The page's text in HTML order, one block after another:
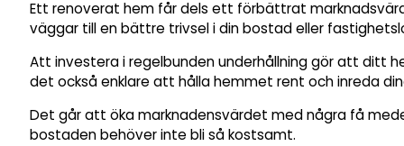
Ett renoverat hem får dels ett förbättrat
väggar till en bättre trivsel i din bostad eller
Att investera i regelbunden underhållning gör att ditt
det också enklare att hålla hemmet rent och inreda
Det går att öka marknadensvärdet med några få
bostaden behöver inte bli så kostsamt.